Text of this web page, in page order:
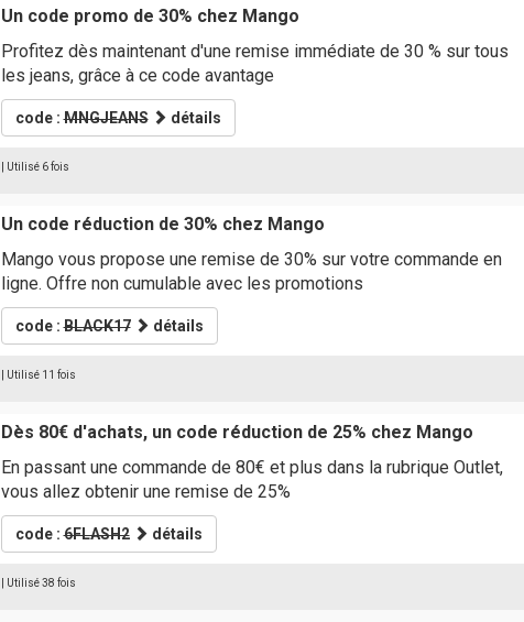
Un code promo de 30% chez Mango
Profitez dès maintenant d'une remise immédiate de 30 % sur tous
les jeans, grâce à ce code avantage
code :MNGJEANS détails
| Utilisé 6 fois
Un code réduction de 30% chez Mango
Mango vous propose une remise de 30% sur votre commande en
ligne. Offre non cumulable avec les promotions
code :BLACK17 détails
| Utilisé 11 fois
Dès 80€ d'achats, un code réduction de 25% chez Mango
En passant une commande de 80€ et plus dans la rubrique Outlet,
vous allez obtenir une remise de 25%
code :6FLASH2 détails
| Utilisé 38 fois